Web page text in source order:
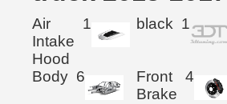
Air
Intake
Hood
1 black 1
Body 6
Front
Brake
4